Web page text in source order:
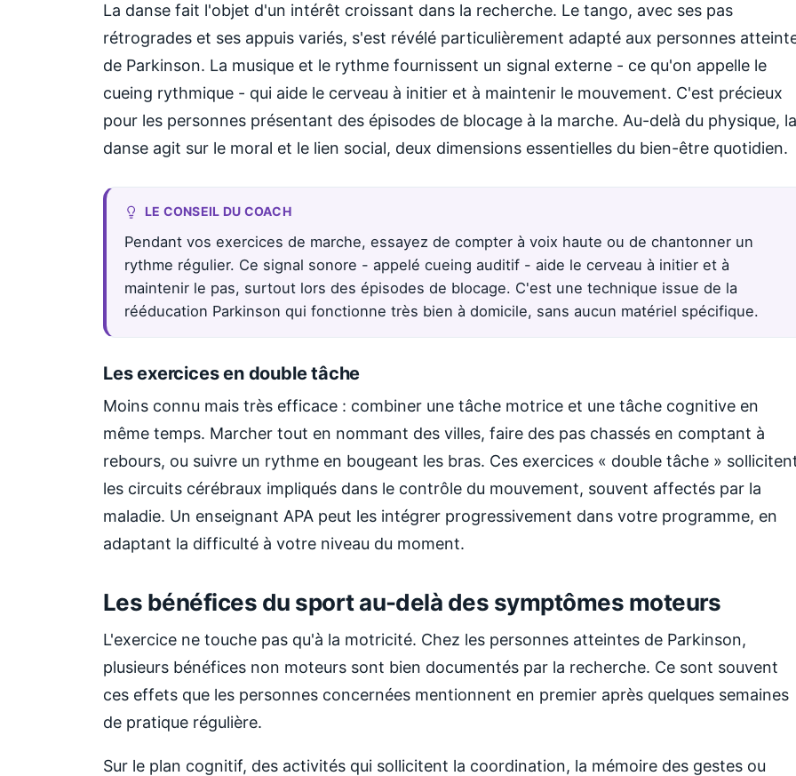
La danse fait l'objet d'un intérêt croissant dans la recherche. Le tango, avec ses pas
rétrogrades et ses appuis variés, s'est révélé particulièrement adapté aux personnes
de Parkinson. La musique et le rythme fournissent un signal externe - ce qu'on appelle le
cueing rythmique - qui aide le cerveau à initier et à maintenir le mouvement. C'est précieux
pour les personnes présentant des épisodes de blocage à la marche. Au-delà du physique, la
danse agit sur le moral et le lien social, deux dimensions essentielles du bien-être quotidien.
LE CONSEIL DU COACH
Pendant vos exercices de marche, essayez de compter à voix haute ou de chantonner un
rythme régulier. Ce signal sonore - appelé cueing auditif - aide le cerveau à initier et à
maintenir le pas, surtout lors des épisodes de blocage. C'est une technique issue de la
rééducation Parkinson qui fonctionne très bien à domicile, sans aucun matériel spécifique.
Les exercices en double tâche
Moins connu mais très efficace : combiner une tâche motrice et une tâche cognitive en
même temps. Marcher tout en nommant des villes, faire des pas chassés en comptant à
rebours, ou suivre un rythme en bougeant les bras. Ces exercices « double tâche »
les circuits cérébraux impliqués dans le contrôle du mouvement, souvent affectés par la
maladie. Un enseignant APA peut les intégrer progressivement dans votre programme, en
adaptant la difficulté à votre niveau du moment.
Les bénéfices du sport au-delà des symptômes moteurs
L'exercice ne touche pas qu'à la motricité. Chez les personnes atteintes de Parkinson,
plusieurs bénéfices non moteurs sont bien documentés par la recherche. Ce sont souvent
ces effets que les personnes concernées mentionnent en premier après quelques semaines
de pratique régulière.
Sur le plan cognitif, des activités qui sollicitent la coordination, la mémoire des gestes ou